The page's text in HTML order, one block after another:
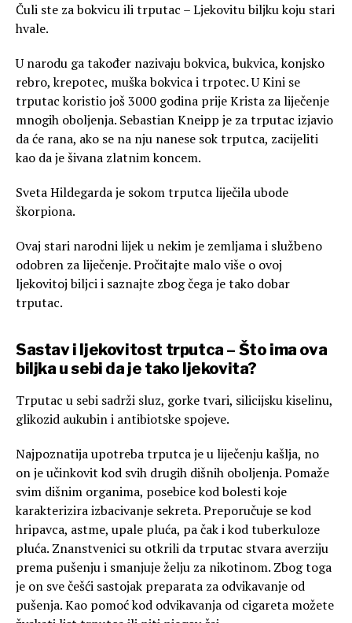
Čuli ste za bokvicu ili trputac – Ljekovitu biljku koju stari
hvale.
U narodu ga također nazivaju bokvica, bukvica, konjsko
rebro, krepotec, muška bokvica i trpotec. U Kini se
trputac koristio još 3000 godina prije Krista za liječenje
mnogih oboljenja. Sebastian Kneipp je za trputac izjavio
da će rana, ako se na nju nanese sok trputca, zacijeliti
kao da je šivana zlatnim koncem.
Sveta Hildegarda je sokom trputca liječila ubode
škorpiona.
Ovaj stari narodni lijek u nekim je zemljama i službeno
odobren za liječenje. Pročitajte malo više o ovoj
ljekovitoj biljci i saznajte zbog čega je tako dobar
trputac.
Sastav i ljekovitost trputca – Što ima ova
biljka u sebi da je tako ljekovita?
Trputac u sebi sadrži sluz, gorke tvari, silicijsku kiselinu,
glikozid aukubin i antibiotske spojeve.
Najpoznatija upotreba trputca je u liječenju kašlja, no
on je učinkovit kod svih drugih dišnih oboljenja. Pomaže
svim dišnim organima, posebice kod bolesti koje
karakterizira izbacivanje sekreta. Preporučuje se kod
hripavca, astme, upale pluća, pa čak i kod tuberkuloze
pluća. Znanstvenici su otkrili da trputac stvara averziju
prema pušenju i smanjuje želju za nikotinom. Zbog toga
je on sve češći sastojak preparata za odvikavanje od
pušenja. Kao pomoć kod odvikavanja od cigareta možete